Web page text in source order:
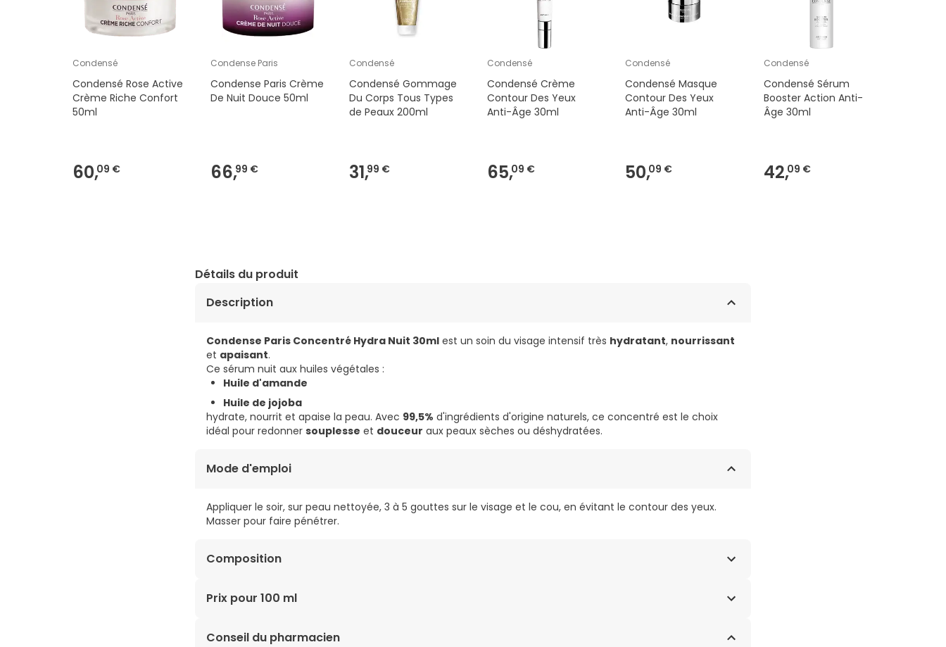
Condensé
Condensé Rose Active
Crème Riche Confort
50ml
60,09 €
Condense Paris
Condense Paris Crème
De Nuit Douce 50ml
66,99 €
Condensé
Condensé Gommage
Du Corps Tous Types
de Peaux 200ml
31,99 €
Condensé
Condensé Crème
Contour Des Yeux
Anti-Âge 30ml
65,09 €
Condensé
Condensé Masque
Contour Des Yeux
Anti-Âge 30ml
50,09 €
Condensé
Condensé Sérum
Booster Action Anti-
Âge 30ml
42,09 €
Détails du produit
Description
Condense Paris Concentré Hydra Nuit 30ml est un soin du visage intensif très hydratant, nourrissant
et apaisant.
Ce sérum nuit aux huiles végétales :
Huile d'amande
Huile de jojoba
hydrate, nourrit et apaise la peau. Avec 99,5% d'ingrédients d'origine naturels, ce concentré est le choix
idéal pour redonner souplesse et douceur aux peaux sèches ou déshydratées.
Mode d'emploi
Appliquer le soir, sur peau nettoyée, 3 à 5 gouttes sur le visage et le cou, en évitant le contour des yeux.
Masser pour faire pénétrer.
Composition
C15-19 Alkane, Simmondsia Chinensis (Jojoba) Seed Oil, Prunus Amygdalus Dulcis (sweet Almond) Oil, Olea
Prix pour 100 ml
183,17€ / 100 ml
Conseil du pharmacien